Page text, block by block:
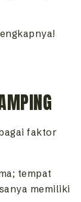
faktor
tempat
memiliki